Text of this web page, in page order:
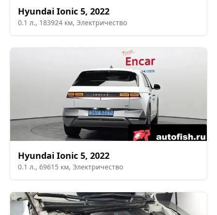
Hyundai Ionic 5, 2022
0.1 л., 183924 км, Электричество
Hyundai Ionic 5, 2022
0.1 л., 69615 км, Электричество